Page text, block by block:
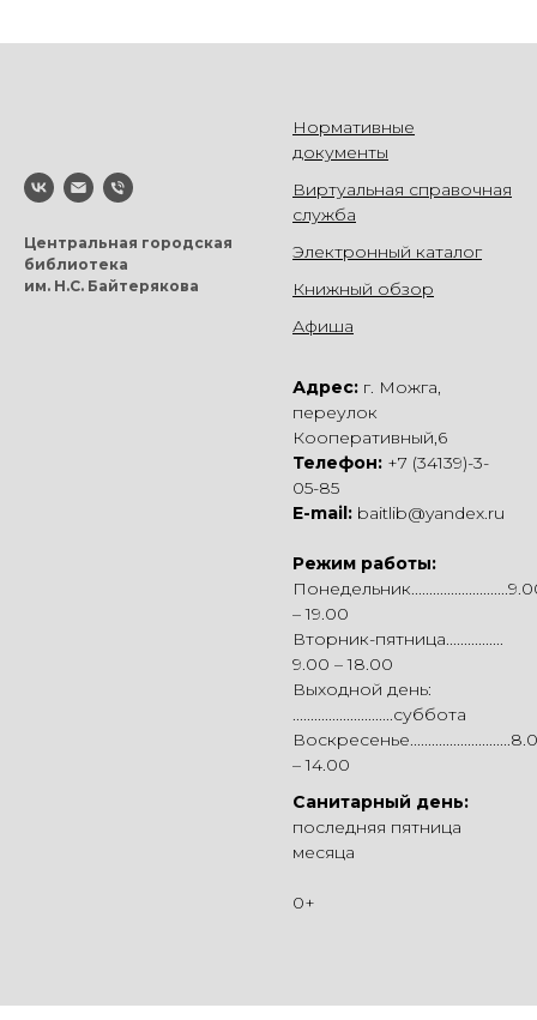
Центральная городская
библиотека
им. Н.С. Байтерякова
Нормативные
документы
Виртуальная справочная
служба
Электронный каталог
Книжный обзор
Афиша
Адрес: г. Можга,
переулок
Кооперативный,6
Телефон: +7 (34139)-3-
05-85
E-mail: baitlib@yandex.ru
Режим работы:
– 19.00
Вторник-пятница................
9.00 – 18.00
Выходной день:
............................суббота
– 14.00
Санитарный день:
последняя пятница
месяца
0+